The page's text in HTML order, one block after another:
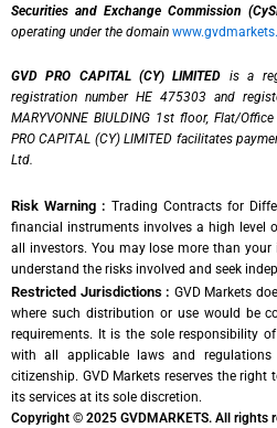
Securities and Exchange Commission
operating under the domain
GVD PRO CAPITAL (CY) LIMITED is a
registration number HE 475303 and
MARYVONNE BIULDING 1st floor, Flat/
PRO CAPITAL (CY) LIMITED facilitates
Ltd.
Risk Warning : Trading Contracts for
financial instruments involves a high level
all investors. You may lose more than
understand the risks involved and seek
Restricted Jurisdictions : GVD Markets
where such distribution or use would be
requirements. It is the sole responsibility
with all applicable laws and
citizenship. GVD Markets reserves the
its services at its sole discretion.
Copyright © 2025 GVDMARKETS. All rights